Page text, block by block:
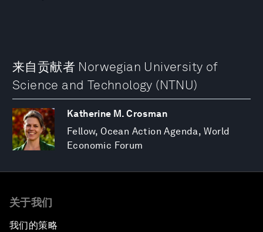
来自贡献者 Norwegian University of
Science and Technology (NTNU)
Katherine M. Crosman
Fellow, Ocean Action Agenda, World
Economic Forum
关于我们
我们的策略